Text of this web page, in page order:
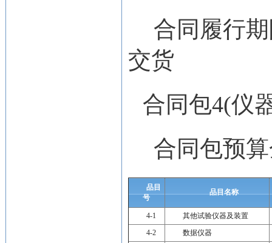
合同履行
交货
合同包4(仪
合同包预
品目
号
品目名称
4-1
其他试验仪器及装置
4-2
数据仪器